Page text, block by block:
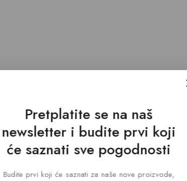
Pretplatite se na naš
newsletter i budite prvi koji
će saznati sve pogodnosti
Budite prvi koji će saznati za naše nove proizvode,